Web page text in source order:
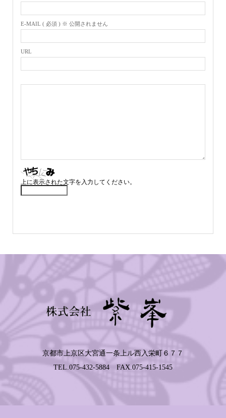
E-MAIL ( 必須 ) ※ 公開されません
URL
上に表示された文字を入力してください。
京都市上京区大宮通一条上ル西入栄町６７７
TEL.075-432-5884 FAX.075-415-1545